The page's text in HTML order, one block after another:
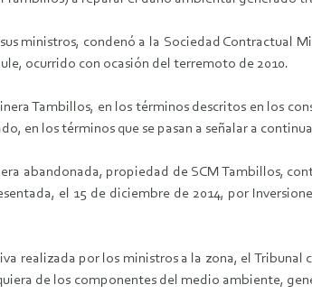
ministros, condenó a la Sociedad Contractual
ocurrido con ocasión del terremoto de 2010.
Tambillos, en los términos descritos en los
en los términos que se pasan a señalar a
abandonada, propiedad de SCM Tambillos,
el 15 de diciembre de 2014, por
realizada por los ministros a la zona, el Tribunal
de los componentes del medio ambiente,